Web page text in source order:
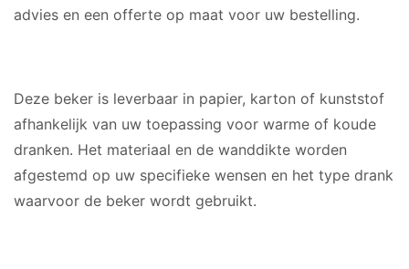
advies en een offerte op maat voor uw bestelling.
Deze beker is leverbaar in papier, karton of kunststof
afhankelijk van uw toepassing voor warme of koude
dranken. Het materiaal en de wanddikte worden
afgestemd op uw specifieke wensen en het type drank
waarvoor de beker wordt gebruikt.